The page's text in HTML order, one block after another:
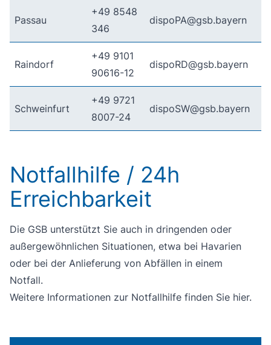
Passau
+49 8548
346
dispoPA@gsb.bayern
Raindorf
+49 9101
90616-12
dispoRD@gsb.bayern
Schweinfurt
+49 9721
8007-24
dispoSW@gsb.bayern
Notfallhilfe / 24h
Erreichbarkeit
Die GSB unterstützt Sie auch in dringenden oder
außergewöhnlichen Situationen, etwa bei Havarien
oder bei der Anlieferung von Abfällen in einem
Notfall.
Weitere Informationen zur Notfallhilfe finden Sie hier.